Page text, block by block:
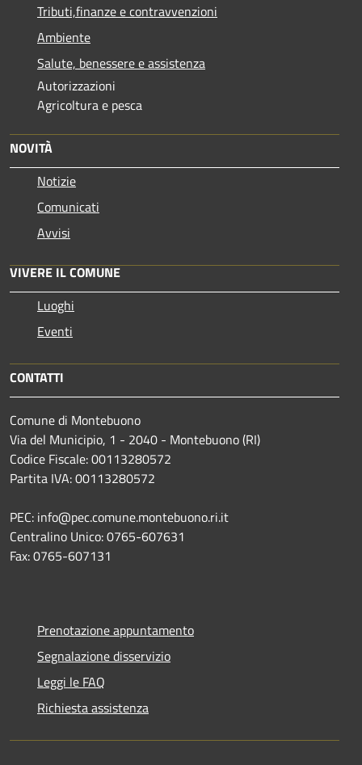
Tributi,finanze e contravvenzioni
Ambiente
Salute, benessere e assistenza
Autorizzazioni
Agricoltura e pesca
NOVITÀ
Notizie
Comunicati
Avvisi
VIVERE IL COMUNE
Luoghi
Eventi
CONTATTI
Comune di Montebuono
Via del Municipio, 1 - 2040 - Montebuono (RI)
Codice Fiscale: 00113280572
Partita IVA: 00113280572
PEC: info@pec.comune.montebuono.ri.it
Centralino Unico: 0765-607631
Fax: 0765-607131
Prenotazione appuntamento
Segnalazione disservizio
Leggi le FAQ
Richiesta assistenza